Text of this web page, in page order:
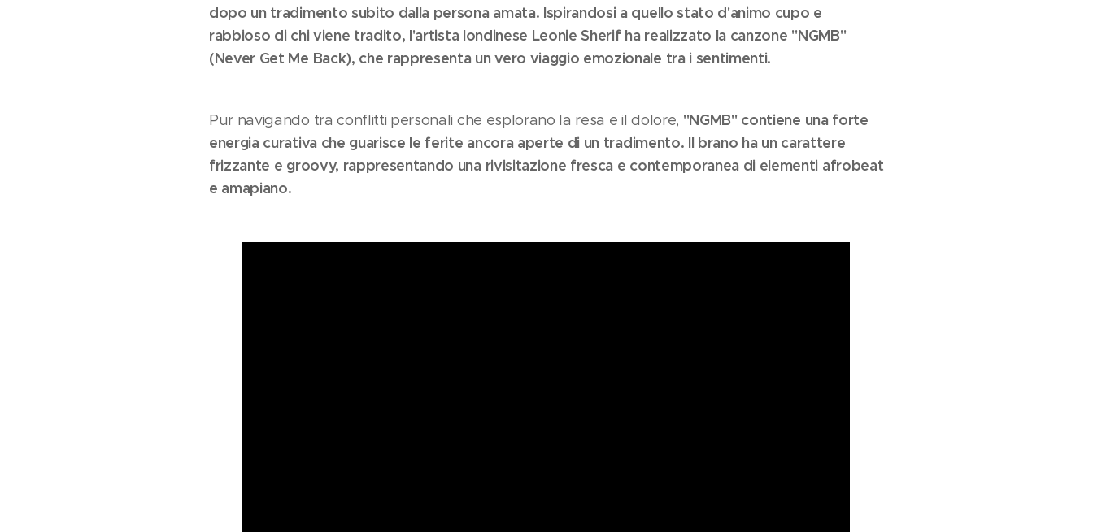
dopo un tradimento subito dalla persona amata. Ispirandosi a quello stato d'animo cupo e
rabbioso di chi viene tradito, l'artista londinese Leonie Sherif ha realizzato la canzone "NGMB"
(Never Get Me Back), che rappresenta un vero viaggio emozionale tra i sentimenti.
Pur navigando tra conflitti personali che esplorano la resa e il dolore, "NGMB" contiene una forte
energia curativa che guarisce le ferite ancora aperte di un tradimento. Il brano ha un carattere
frizzante e groovy, rappresentando una rivisitazione fresca e contemporanea di elementi afrobeat
e amapiano.